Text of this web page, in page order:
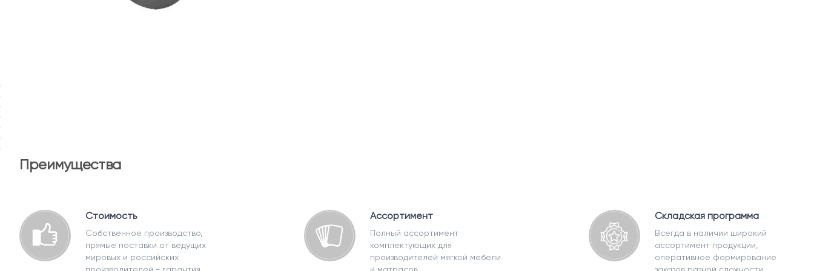
Преимущества
Стоимость
Собственное производство,
прямые поставки от ведущих
мировых и российских
Ассортимент
Полный ассортимент
комплектующих для
производителей мягкой мебели
Складская программа
Всегда в наличии широкий
ассортимент продукции,
оперативное формирование